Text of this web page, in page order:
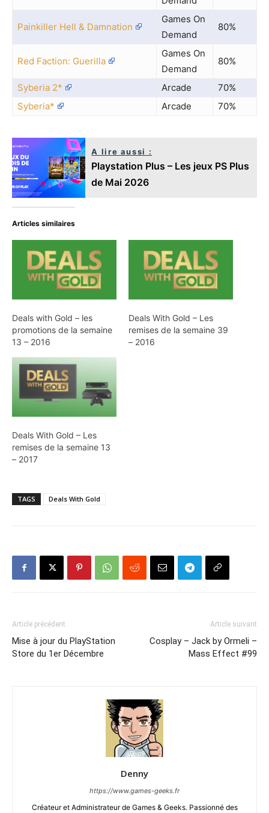
Painkiller Hell & Damnation
Games On
Demand
80%
Red Faction: Guerilla
Games On
Demand
80%
Syberia 2* Arcade
70%
Syberia*
Arcade 70%
A lire aussi :
Playstation Plus – Les jeux PS Plus
de Mai 2026
Articles similaires
Deals with Gold – les
promotions de la semaine
13 – 2016
Deals With Gold – Les
remises de la semaine 39
– 2016
Deals With Gold – Les
remises de la semaine 13
– 2017
TAGS Deals With Gold
Article précédent
Mise à jour du PlayStation
Store du 1er Décembre
Article suivant
Cosplay – Jack by Ormeli –
Mass Effect #99
Denny
https://www.games-geeks.fr
Créateur et Administrateur de Games & Geeks. Passionné des